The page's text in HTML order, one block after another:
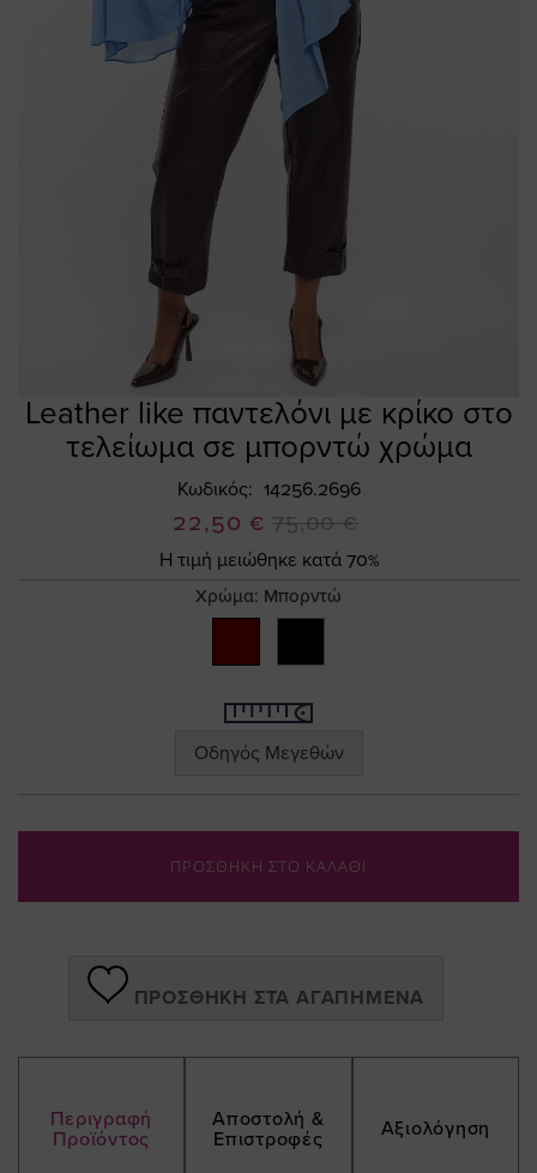
Leather like παντελόνι με κρίκο στο
τελείωμα σε μπορντώ χρώμα
Κωδικός 14256.2696
Ειδική
Τιμή
22,50 € 75,00 €
Η τιμή μειώθηκε κατά 70%
Χρώμα: Μπορντώ
Οδηγός Μεγεθών
ΠΡΟΣΘΗΚΗ ΣΤΟ ΚΑΛΑΘΙ
ΠΡΟΣΘΉΚΗ ΣΤΑ ΑΓΑΠΗΜΈΝΑ
Περιγραφή
Προϊόντος
Αποστολή &
Επιστροφές
Αξιολόγηση
Skip